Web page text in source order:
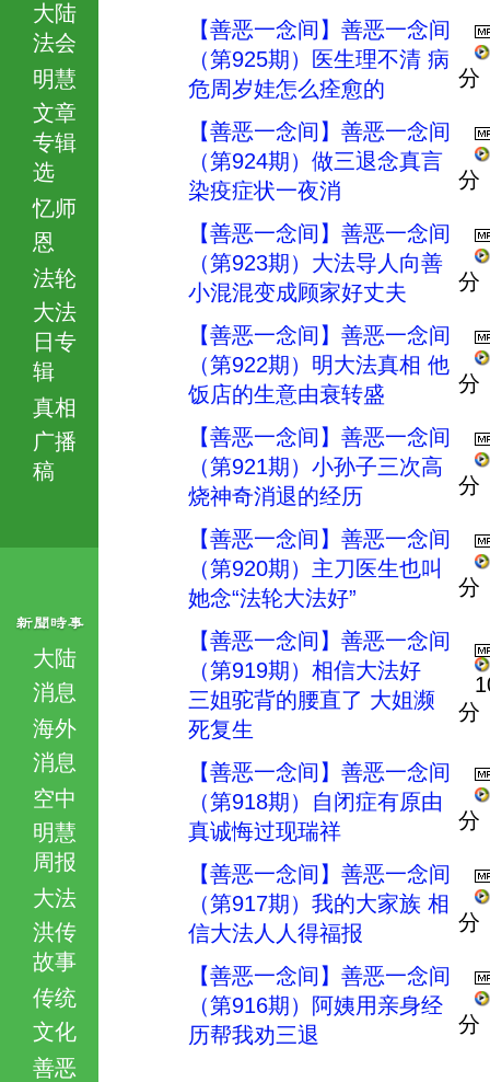
大陆
法会
明慧
文章
专辑
选
忆师
恩
法轮
大法
日专
辑
真相
广播
稿
大陆
消息
海外
消息
空中
明慧
周报
大法
洪传
故事
传统
文化
善恶
【善恶一念间】善恶一念间
（第925期）医生理不清 病
危周岁娃怎么痊愈的
分
【善恶一念间】善恶一念间
（第924期）做三退念真言
染疫症状一夜消
分
【善恶一念间】善恶一念间
（第923期）大法导人向善
小混混变成顾家好丈夫
分
【善恶一念间】善恶一念间
（第922期）明大法真相 他
饭店的生意由衰转盛
分
【善恶一念间】善恶一念间
（第921期）小孙子三次高
烧神奇消退的经历
分
【善恶一念间】善恶一念间
（第920期）主刀医生也叫
她念“法轮大法好”
分
【善恶一念间】善恶一念间
（第919期）相信大法好
三姐驼背的腰直了 大姐濒
死复生
分
【善恶一念间】善恶一念间
（第918期）自闭症有原由
真诚悔过现瑞祥
分
【善恶一念间】善恶一念间
（第917期）我的大家族 相
信大法人人得福报
分
【善恶一念间】善恶一念间
（第916期）阿姨用亲身经
历帮我劝三退
分